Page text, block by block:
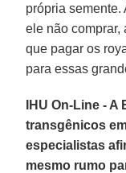
própria semente.
ele não comprar,
que pagar os
para essas
IHU On-Line -
transgênicos
especialistas
mesmo rumo